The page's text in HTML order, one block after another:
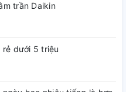
trần Daikin
rẻ dưới 5 triệu